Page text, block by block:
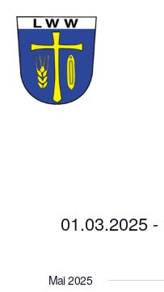
01.03.2025 -
wählen.
Mai 2025